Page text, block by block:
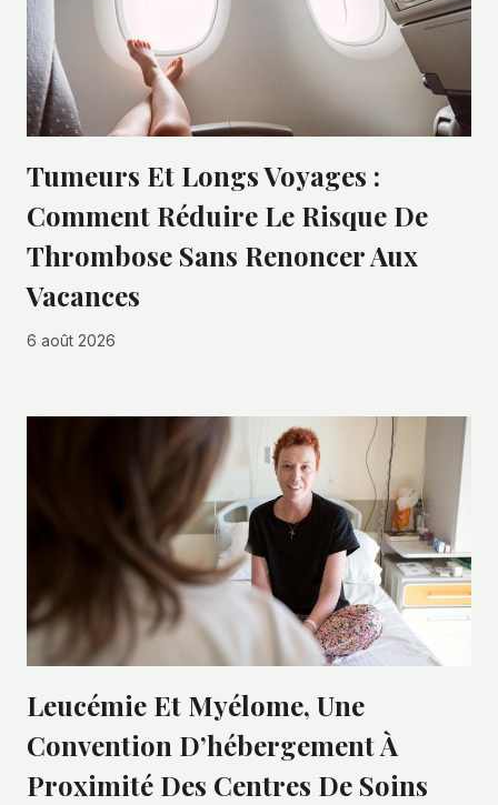
Tumeurs Et Longs Voyages :
Comment Réduire Le Risque De
Thrombose Sans Renoncer Aux
Vacances
6 août 2026
Leucémie Et Myélome, Une
Convention D’hébergement À
Proximité Des Centres De Soins